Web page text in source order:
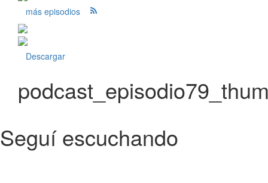
más episodios
Descargar
Seguí escuchando